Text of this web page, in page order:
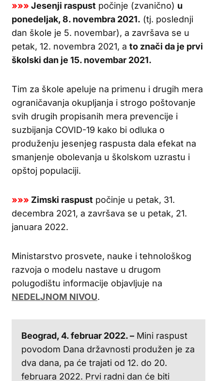
»»» Jesenji raspust počinje (zvanično) u
ponedeljak, 8. novembra 2021. (tj. poslednji
dan škole je 5. novembar), a završava se u
petak, 12. novembra 2021, a to znači da je prvi
školski dan je 15. novembar 2021.
Tim za škole apeluje na primenu i drugih mera
ograničavanja okupljanja i strogo poštovanje
svih drugih propisanih mera prevencije i
suzbijanja COVID-19 kako bi odluka o
produženju jesenjeg raspusta dala efekat na
smanjenje obolevanja u školskom uzrastu i
opštoj populaciji.
»»» Zimski raspust počinje u petak, 31.
decembra 2021, a završava se u petak, 21.
januara 2022.
Ministarstvo prosvete, nauke i tehnološkog
razvoja o modelu nastave u drugom
polugodištu informacije objavljuje na
NEDELJNOM NIVOU.
Beograd, 4. februar 2022. – Mini raspust
povodom Dana državnosti produžen je za
dva dana, pa će trajati od 12. do 20.
februara 2022. Prvi radni dan će biti